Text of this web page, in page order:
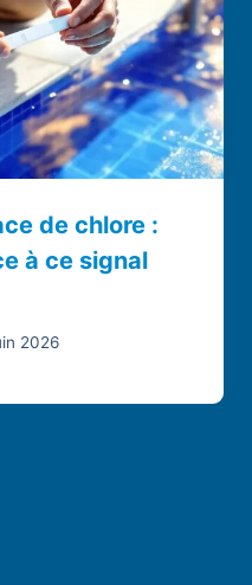
de chlore :
à ce signal
2026